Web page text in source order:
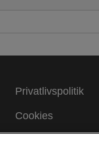
Privatlivspolitik
Cookies